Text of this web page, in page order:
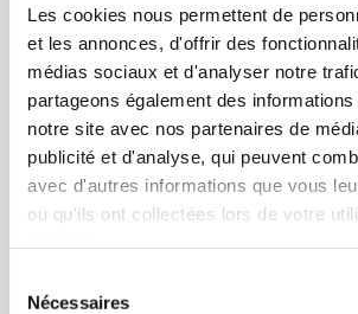
Les cookies nous permettent de
et les annonces, d'offrir des
médias sociaux et d'analyser notre
partageons également des
notre site avec nos partenaires de
publicité et d'analyse, qui peuvent
avec d'autres informations que vous
ou qu'ils ont collectées lors de votre
Nécessaires